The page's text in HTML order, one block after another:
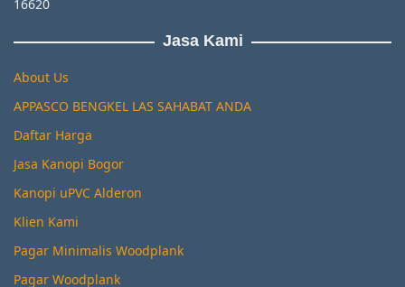
16620
Jasa Kami
About Us
APPASCO BENGKEL LAS SAHABAT ANDA
Daftar Harga
Jasa Kanopi Bogor
Kanopi uPVC Alderon
Klien Kami
Pagar Minimalis Woodplank
Pagar Woodplank